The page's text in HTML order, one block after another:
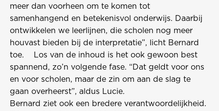
meer dan voorheen om te komen tot
samenhangend en betekenisvol onderwijs. Daarbij
ontwikkelen we leerlijnen, die scholen nog meer
houvast bieden bij de interpretatie”, licht Bernard
toe. Los van de inhoud is het ook gewoon best
spannend, zo’n volgende fase. “Dat geldt voor ons
en voor scholen, maar de zin om aan de slag te
gaan overheerst”, aldus Lucie.
Bernard ziet ook een bredere verantwoordelijkheid.